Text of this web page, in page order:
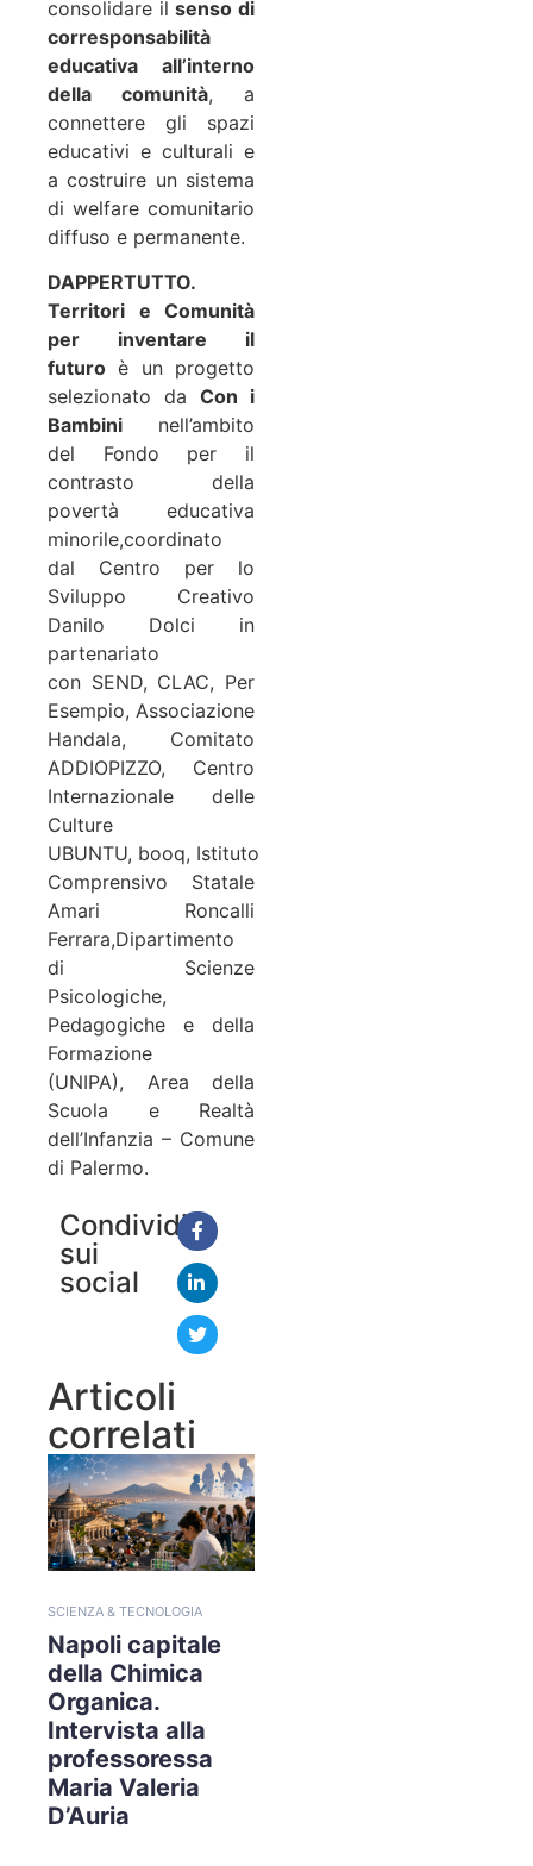
consolidare il senso di
corresponsabilità
educativa all’interno
della comunità, a
connettere gli spazi
educativi e culturali e
a costruire un sistema
di welfare comunitario
diffuso e permanente.
DAPPERTUTTO.
Territori e Comunità
per inventare il
futuro è un progetto
selezionato da Con i
Bambini nell’ambito
del Fondo per il
contrasto della
povertà educativa
minorile,coordinato
dal Centro per lo
Sviluppo Creativo
Danilo Dolci in
partenariato
con SEND, CLAC, Per
Esempio, Associazione
Handala, Comitato
ADDIOPIZZO, Centro
Internazionale delle
Culture
UBUNTU, booq, Istituto
Comprensivo Statale
Amari Roncalli
Ferrara,Dipartimento
di Scienze
Psicologiche,
Pedagogiche e della
Formazione
(UNIPA), Area della
Scuola e Realtà
dell’Infanzia – Comune
di Palermo.
Condividi
sui
social
Articoli
correlati
SCIENZA & TECNOLOGIA
Napoli capitale
della Chimica
Organica.
Intervista alla
professoressa
Maria Valeria
D’Auria